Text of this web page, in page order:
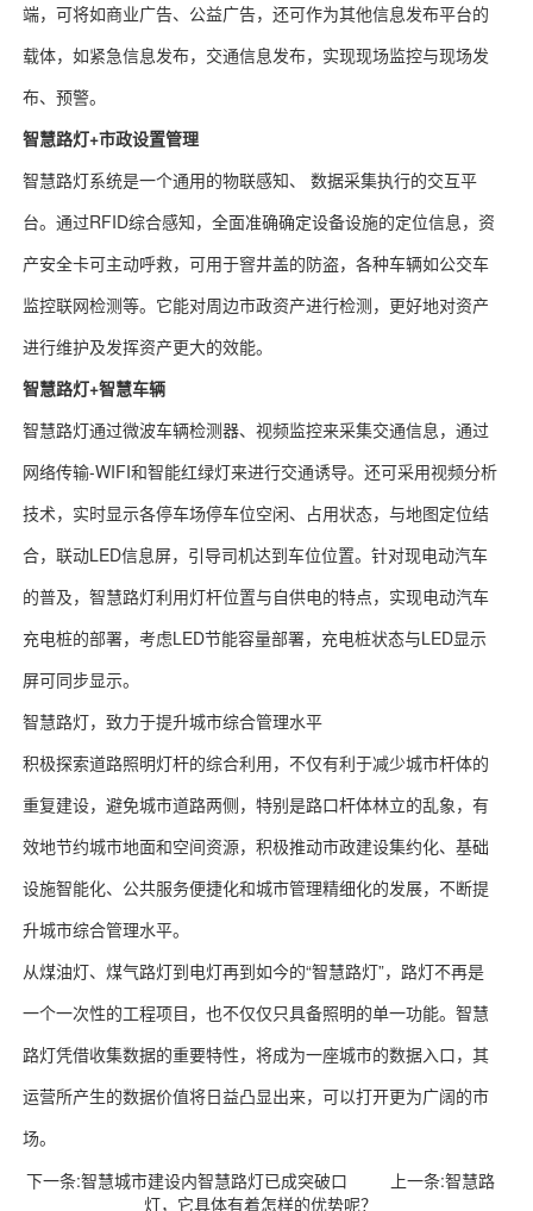
端，可将如商业广告、公益广告，还可作为其他信息发布平台的
载体，如紧急信息发布，交通信息发布，实现现场监控与现场发
布、预警。
智慧路灯+市政设置管理
智慧路灯系统是一个通用的物联感知、 数据采集执行的交互平
台。通过RFID综合感知，全面准确确定设备设施的定位信息，资
产安全卡可主动呼救，可用于窨井盖的防盗，各种车辆如公交车
监控联网检测等。它能对周边市政资产进行检测，更好地对资产
进行维护及发挥资产更大的效能。
智慧路灯+智慧车辆
智慧路灯通过微波车辆检测器、视频监控来采集交通信息，通过
网络传输-WIFI和智能红绿灯来进行交通诱导。还可采用视频分析
技术，实时显示各停车场停车位空闲、占用状态，与地图定位结
合，联动LED信息屏，引导司机达到车位位置。针对现电动汽车
的普及，智慧路灯利用灯杆位置与自供电的特点，实现电动汽车
充电桩的部署，考虑LED节能容量部署，充电桩状态与LED显示
屏可同步显示。
智慧路灯，致力于提升城市综合管理水平
积极探索道路照明灯杆的综合利用，不仅有利于减少城市杆体的
重复建设，避免城市道路两侧，特别是路口杆体林立的乱象，有
效地节约城市地面和空间资源，积极推动市政建设集约化、基础
设施智能化、公共服务便捷化和城市管理精细化的发展，不断提
升城市综合管理水平。
从煤油灯、煤气路灯到电灯再到如今的“智慧路灯”，路灯不再是
一个一次性的工程项目，也不仅仅只具备照明的单一功能。智慧
路灯凭借收集数据的重要特性，将成为一座城市的数据入口，其
运营所产生的数据价值将日益凸显出来，可以打开更为广阔的市
场。
下一条:智慧城市建设内智慧路灯已成突破口 上一条:智慧路
灯，它具体有着怎样的优势呢？